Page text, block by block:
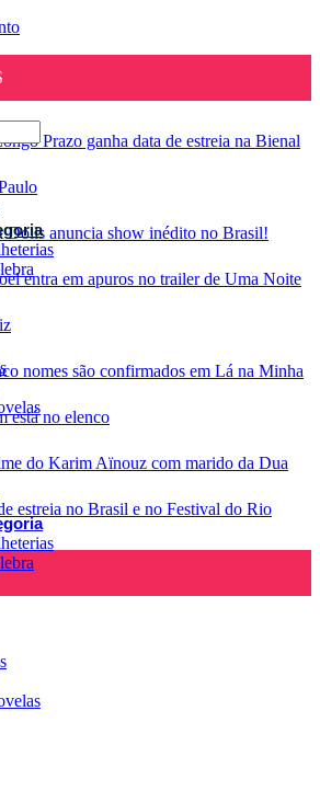
Prazo ganha data de estreia na Bienal
Dolls anuncia show inédito no Brasil!
entra em apuros no trailer de Uma Noite
nomes são confirmados em Lá na Minha
está no elenco
do Karim Aïnouz com marido da Dua
estreia no Brasil e no Festival do Rio